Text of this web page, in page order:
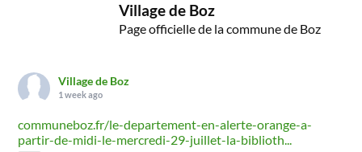
Village de Boz
Page officielle de la commune de Boz
Village de Boz
1 week ago
communeboz.fr/le-departement-en-alerte-orange-a-
partir-de-midi-le-mercredi-29-juillet-la-biblioth...